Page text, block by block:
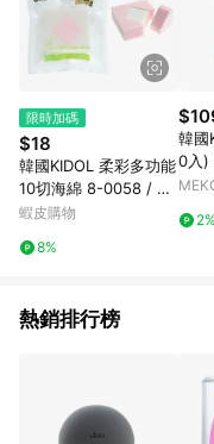
限時加碼
$18
韓國KIDOL 柔彩多功能
10切海綿 8-0058 / 化
妝海綿 韓國海綿 海綿
蝦皮購物
8%
韓國
0入)
艦館
2%
熱銷排行榜